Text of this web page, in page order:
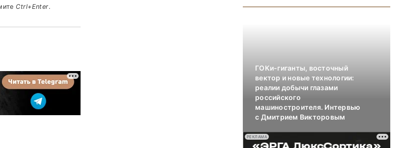
Ctrl+Enter.
ГОКи-гиганты, восточный
вектор и новые технологии:
реалии добычи глазами
российского
машиностроителя. Интервью
с Дмитрием Викторовым
РЕКЛАМА